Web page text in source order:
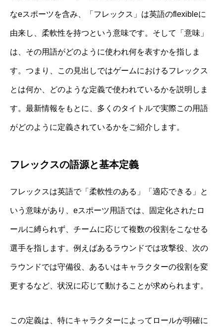
なeスポーツを含み、「フレックス」は英語のflexibleに
由来し、柔軟性を持つという意味です。そして「意味」
は、その用語がどのように使われ何を表すかを指しま
す。つまり、この見出しではゲームにおけるフレックス
とは何か、どのような定義で使われているかを説明しま
す。最新情報をもとに、多くのタイトルで実際この用語
がどのように定義されているかをご紹介します。
フレックスの語源と基本定義
フレックスは英語で「柔軟性のある」「適応できる」と
いう意味があり、eスポーツ用語では、固定化されたロ
ールに縛られず、チームに応じて複数の役割をこなせる
選手を指します。例えばあるラウンドでは攻撃役、次の
ラウンドでは守備役、あるいはキャラクターの役割を変
更するなど、状況に応じて動けることが求められます。
この定義は、特にキャラクターによってロールが明確に